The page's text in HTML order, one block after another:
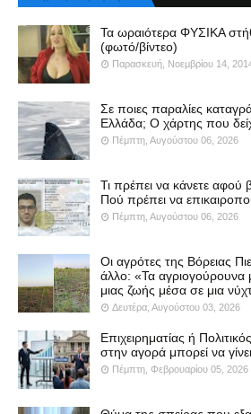
Τα ωραιότερα ΦΥΣΙΚΑ
(φωτό/βίντεο)
Παρασκευή, Νοεμβρίου 14,
Σε ποιες παραλίες
Ελλάδα; Ο χάρτης που
Πέμπτη, Αυγούστου 06, 2026
Τι πρέπει να κάνετε αφού
Πού πρέπει να
Πέμπτη, Αυγούστου 06, 2026
Οι αγρότες της Βόρειας
άλλο: «Τα
μιας ζωής μέσα σε μια
Δευτέρα, Αυγούστου 03, 2026
Επιχειρηματίας ή
στην αγορά μπορεί να
Πέμπτη, Φεβρουαρίου 05, 2026